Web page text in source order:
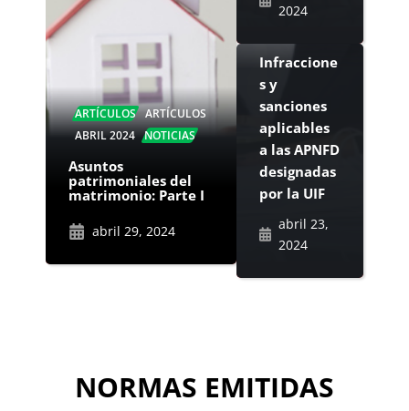
ARTÍCULOS ARTÍCULOS
ABRIL 2024 NOTICIAS
Asuntos
patrimoniales del
matrimonio: Parte I
abril 29, 2024
2024
Infraccione
s y
sanciones
aplicables
a las APNFD
designadas
por la UIF
abril 23,
2024
NORMAS EMITIDAS